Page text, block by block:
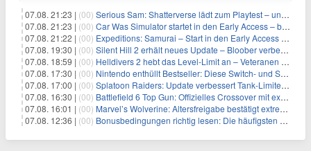
07.08. 21:23 | (00) Serious Sam: Shatterverse lädt zum Playtest – und erscheint schon bald!
07.08. 21:23 | (00) Car Was Simulator startet in den Early Access – bald gehts los!
07.08. 21:22 | (00) Expeditions: Samurai – Start in den Early Access ab heute im feudalen Japan
07.08. 19:30 | (00) Silent Hill 2 erhält neues Update – Bloober verbessert Grafik und Performance
07.08. 18:59 | (00) Helldivers 2 hebt das Level-Limit an – Veteranen können endlich weiter aufsteigen
07.08. 17:30 | (00) Nintendo enthüllt Bestseller: Diese Switch- und Switch-2-Spiele verkaufen sich am besten
07.08. 17:00 | (00) Splatoon Raiders: Update verbessert Tank-Limiter und behebt Bugs
07.08. 16:30 | (00) Battlefield 6 Top Gun: Offizielles Crossover mit exklusiven Inhalten angekündigt
07.08. 16:01 | (00) Marvel’s Wolverine: Altersfreigabe bestätigt extreme Gewalt und düstere Szenen
07.08. 12:36 | (00) Bonusbedingungen richtig lesen: Die häufigsten Stolperfallen